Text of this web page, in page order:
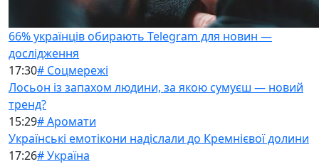
66% українців обирають Telegram для новин —
дослідження
17:30# Соцмережі
Лосьон із запахом людини, за якою сумуєш — новий
тренд?
15:29# Аромати
Українські емотікони надіслали до Кремнієвої долини
17:26# Україна